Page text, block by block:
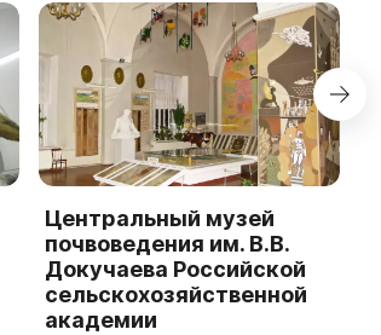
Центральный музей
почвоведения им. В.В.
Докучаева Российской
сельскохозяйственной
академии